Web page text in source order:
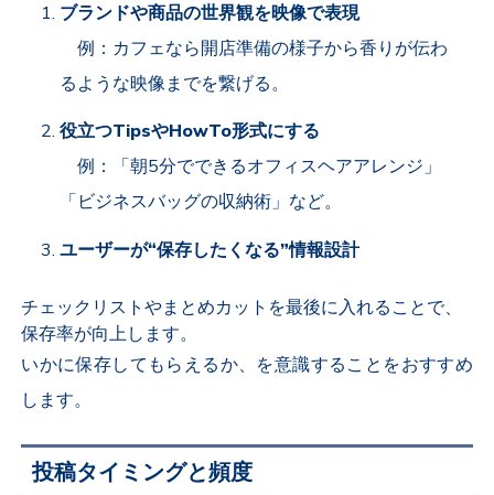
ブランドや商品の世界観を映像で表現
例：カフェなら開店準備の様子から香りが伝わ
るような映像までを繋げる。
役立つTipsやHowTo形式にする
例：「朝5分でできるオフィスヘアアレンジ」
「ビジネスバッグの収納術」など。
ユーザーが“保存したくなる”情報設計
チェックリストやまとめカットを最後に入れることで、
保存率が向上します。
いかに保存してもらえるか、を意識することをおすすめ
します。
投稿タイミングと頻度